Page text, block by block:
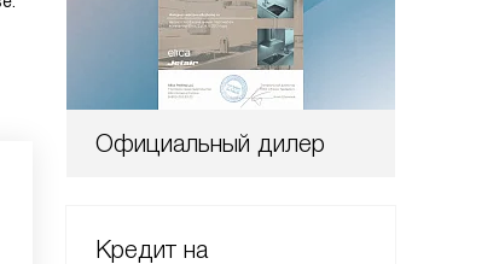
Официальный дилер
Кредит на